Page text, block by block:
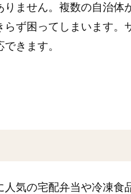
ません。複数の自治体
らず困ってしまいます。
きます。
気の宅配弁当や冷凍食